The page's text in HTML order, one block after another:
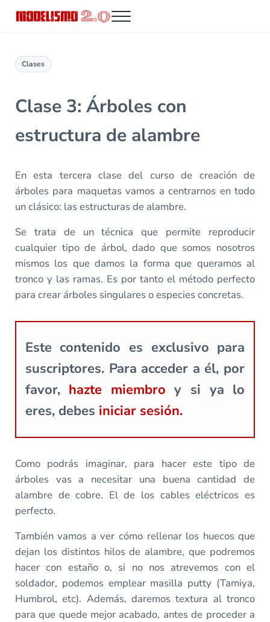
Menu
Clases
Clase 3: Árboles con
estructura de alambre
En esta tercera clase del curso de creación de
árboles para maquetas vamos a centrarnos en todo
un clásico: las estructuras de alambre.
Se trata de un técnica que permite reproducir
cualquier tipo de árbol, dado que somos nosotros
mismos los que damos la forma que queramos al
tronco y las ramas. Es por tanto el método perfecto
para crear árboles singulares o especies concretas.
Este contenido es exclusivo para
suscriptores. Para acceder a él, por
favor, hazte miembro y si ya lo
eres, debes iniciar sesión.
Como podrás imaginar, para hacer este tipo de
árboles vas a necesitar una buena cantidad de
alambre de cobre. El de los cables eléctricos es
perfecto.
También vamos a ver cómo rellenar los huecos que
dejan los distintos hilos de alambre, que podremos
hacer con estaño o, si no nos atrevemos con el
soldador, podemos emplear masilla putty (Tamiya,
Humbrol, etc). Además, daremos textura al tronco
para que quede mejor acabado, antes de proceder a